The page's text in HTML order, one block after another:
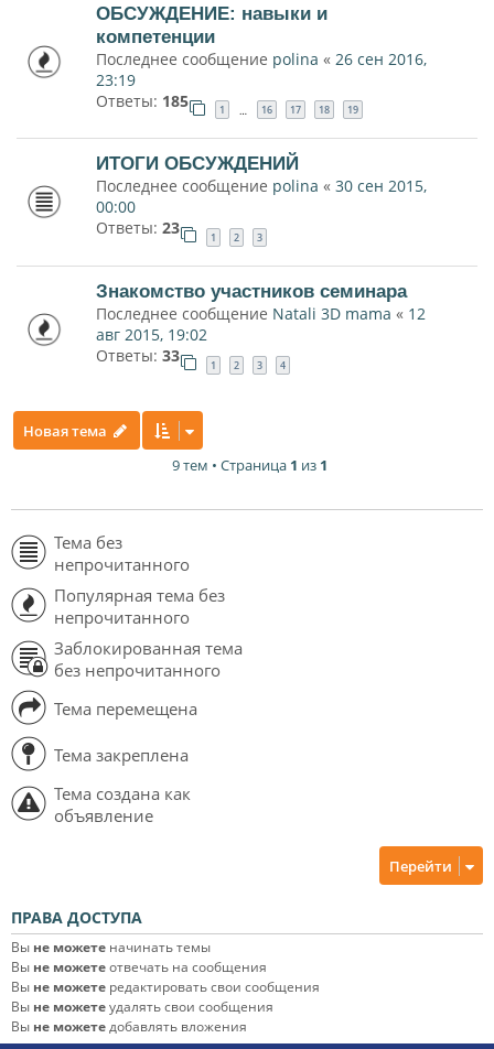
ОБСУЖДЕНИЕ: навыки и
компетенции
Последнее сообщение polina « 26 сен 2016,
23:19
Ответы: 185 1 … 16 17 18 19
ИТОГИ ОБСУЖДЕНИЙ
Последнее сообщение polina « 30 сен 2015,
00:00
Ответы: 23 1 2 3
Знакомство участников семинара
Последнее сообщение Natali 3D mama « 12
авг 2015, 19:02
Ответы: 33 1 2 3 4
Новая тема
9 тем • Страница 1 из 1
Тема без
непрочитанного
Популярная тема без
непрочитанного
Заблокированная тема
без непрочитанного
Тема перемещена
Тема закреплена
Тема создана как
объявление
Перейти
ПРАВА ДОСТУПА
Вы не можете начинать темы
Вы не можетеотвечать на сообщения
Вы не можете редактировать свои сообщения
Вы не можетеудалять свои сообщения
Вы не можетедобавлять вложения